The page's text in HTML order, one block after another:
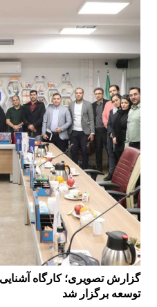
گزارش تصویری؛ کارگاه آشنایی
توسعه برگزار شد